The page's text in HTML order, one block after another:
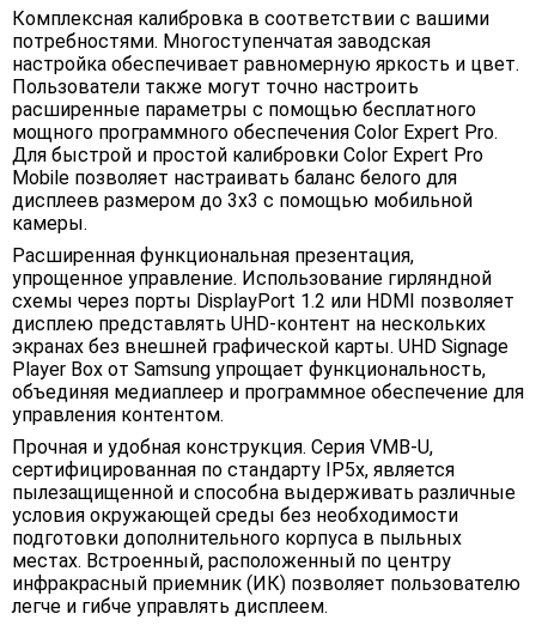
Комплексная калибровка в соответствии с вашими
потребностями. Многоступенчатая заводская
настройка обеспечивает равномерную яркость и цвет.
Пользователи также могут точно настроить
расширенные параметры с помощью бесплатного
мощного программного обеспечения Color Expert Pro.
Для быстрой и простой калибровки Color Expert Pro
Mobile позволяет настраивать баланс белого для
дисплеев размером до 3x3 с помощью мобильной
камеры.
Расширенная функциональная презентация,
упрощенное управление. Использование гирляндной
схемы через порты DisplayPort 1.2 или HDMI позволяет
дисплею представлять UHD-контент на нескольких
экранах без внешней графической карты. UHD Signage
Player Box от Samsung упрощает функциональность,
объединяя медиаплеер и программное обеспечение для
управления контентом.
Прочная и удобная конструкция. Серия VMB-U,
сертифицированная по стандарту IP5x, является
пылезащищенной и способна выдерживать различные
условия окружающей среды без необходимости
подготовки дополнительного корпуса в пыльных
местах. Встроенный, расположенный по центру
инфракрасный приемник (ИК) позволяет пользователю
легче и гибче управлять дисплеем.